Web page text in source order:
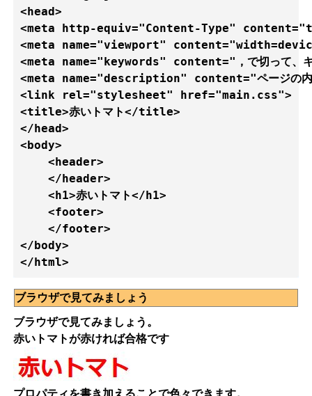
<head>
<meta http-equiv="Content-Type"
<meta name="viewport"
<meta name="keywords" content="，で切って、キ
<meta name="description" content="ページの内
<link rel="stylesheet"
<title>赤いトマト</title>
</head>
<body>
    <header>
    </header>
    <h1>赤いトマト</h1>
    <footer>
    </footer>
</body>
</html>
ブラウザで見てみましょう
ブラウザで見てみましょう。
赤いトマトが赤ければ合格です